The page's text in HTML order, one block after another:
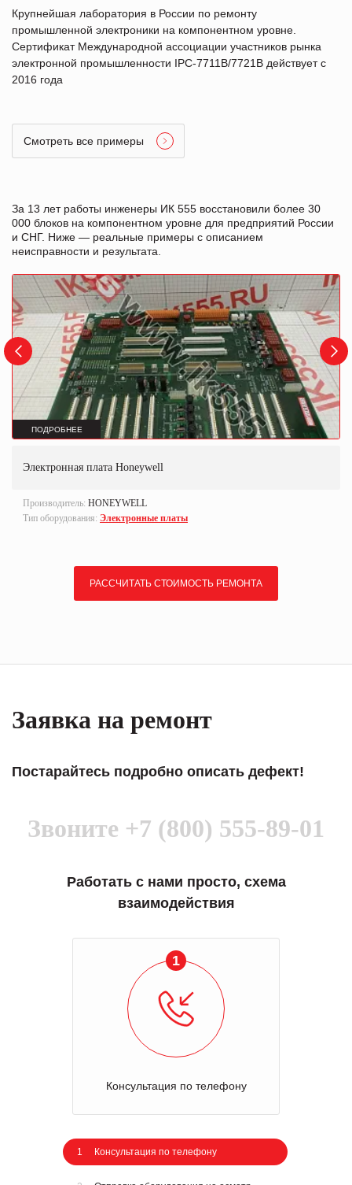
Крупнейшая лаборатория в России по ремонту
промышленной электроники на компонентном уровне.
Сертификат Международной ассоциации участников рынка
электронной промышленности IPC-7711B/7721B действует с
2016 года
Смотреть все примеры
За 13 лет работы инженеры ИК 555 восстановили более 30
000 блоков на компонентном уровне для предприятий России
и СНГ. Ниже — реальные примеры с описанием
неисправности и результата.
ПОДРОБНЕЕ
Электронная плата Honeywell
Производитель: HONEYWELL
Тип оборудования: Электронные платы
РАССЧИТАТЬ СТОИМОСТЬ РЕМОНТА
Заявка на ремонт
Постарайтесь подробно описать дефект!
Звоните +7 (800) 555-89-01
Работать с нами просто, схема
взаимодействия
1
Консультация по телефону
1 Консультация по телефону